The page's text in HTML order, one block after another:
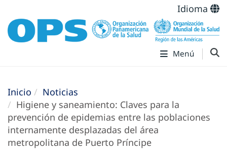
Idioma
Menú
Inicio
Noticias
Higiene y saneamiento: Claves para la
prevención de epidemias entre las poblaciones
internamente desplazadas del área
metropolitana de Puerto Príncipe